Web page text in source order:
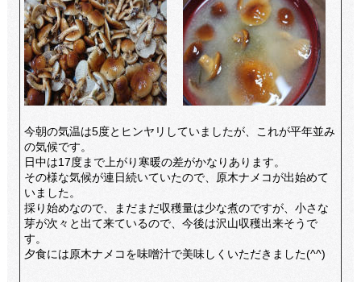
今朝の気温は5度とヒンヤリしていましたが、これが平年並み
の気候です。
日中は17度まで上がり寒暖の差がかなりあります。
その様な気候が連日続いていたので、原木ナメコが出始めて
いました。
採り始めなので、まだまだ収穫量は少な煮のですが、小さな
芽が次々と出て来ているので、今後は沢山収穫出来そうで
す。
夕食には原木ナメコを味噌汁で美味しくいただきました(^^)